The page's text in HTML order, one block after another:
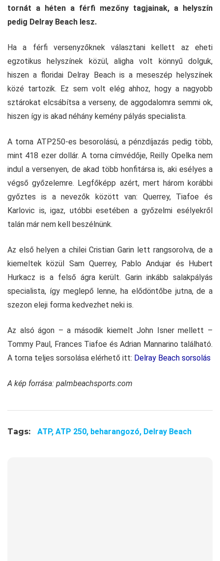
tornát a héten a férfi mezőny tagjainak, a helyszín
pedig Delray Beach lesz.
Ha a férfi versenyzőknek választani kellett az eheti
egzotikus helyszínek közül, aligha volt könnyű dolguk,
hiszen a floridai Delray Beach is a meseszép helyszínek
közé tartozik. Ez sem volt elég ahhoz, hogy a nagyobb
sztárokat elcsábítsa a verseny, de aggodalomra semmi ok,
hiszen így is akad néhány kemény pályás specialista.
A torna ATP250-es besorolású, a pénzdíjazás pedig több,
mint 418 ezer dollár. A torna címvédője, Reilly Opelka nem
indul a versenyen, de akad több honfitársa is, aki esélyes a
végső győzelemre. Legfőképp azért, mert három korábbi
győztes is a nevezők között van: Querrey, Tiafoe és
Karlovic is, igaz, utóbbi esetében a győzelmi esélyekről
talán már nem kell beszélnünk.
Az első helyen a chilei Cristian Garin lett rangsorolva, de a
kiemeltek közül Sam Querrey, Pablo Andujar és Hubert
Hurkacz is a felső ágra került. Garin inkább salakpályás
specialista, így meglepő lenne, ha elődöntőbe jutna, de a
szezon eleji forma kedvezhet neki is.
Az alsó ágon – a második kiemelt John Isner mellett –
Tommy Paul, Frances Tiafoe és Adrian Mannarino található.
A torna teljes sorsolása elérhető itt: Delray Beach sorsolás
A kép forrása: palmbeachsports.com
Tags: ATP, ATP 250, beharangozó, Delray Beach